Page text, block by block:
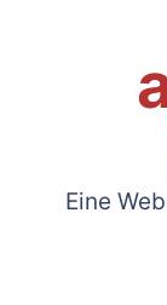
Eine